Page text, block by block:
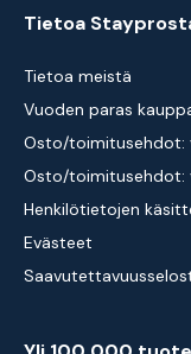
Tietoa
Tietoa meistä
Vuoden paras
Osto/toimitusehdot:
Osto/toimitusehdot:
Henkilötietojen
Evästeet